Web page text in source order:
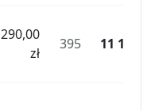
290,00
zł
395 11 187